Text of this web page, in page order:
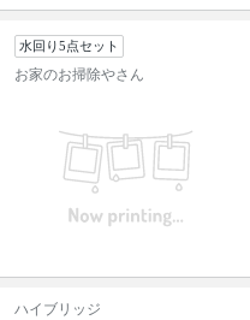
水回り5点セット
お家のお掃除やさん
ハイブリッジ